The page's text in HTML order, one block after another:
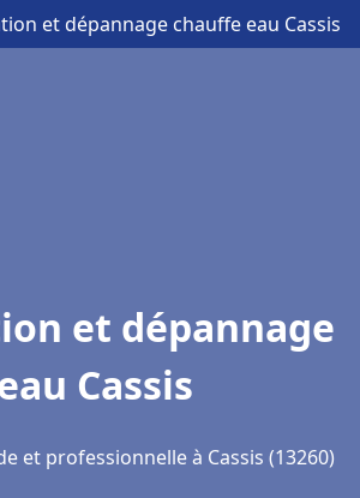
et dépannage chauffe eau Cassis
et dépannage
Cassis
et professionnelle à Cassis (13260)